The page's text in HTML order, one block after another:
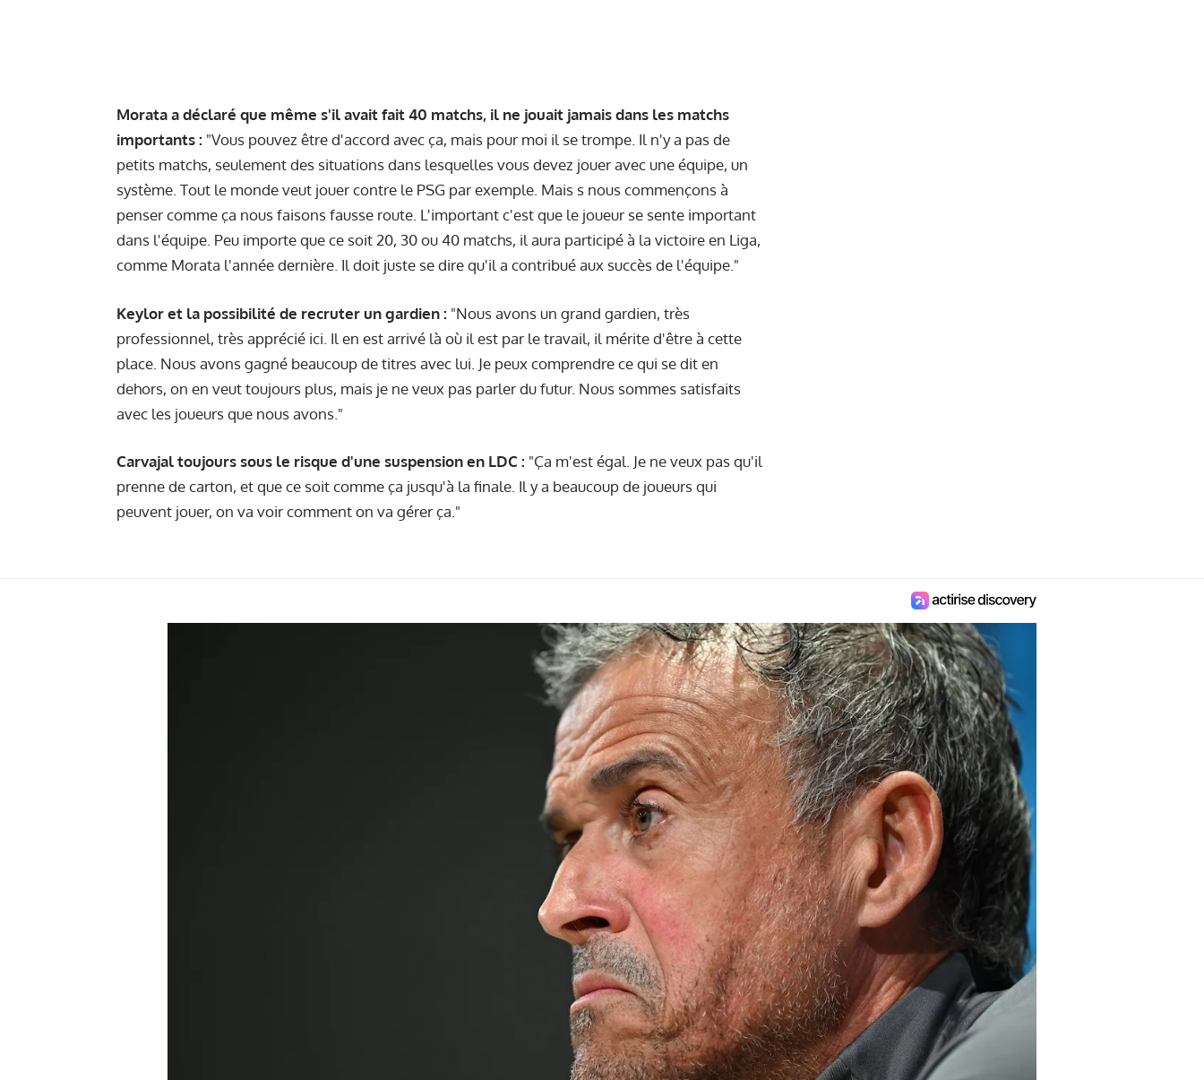
Morata a déclaré que même s'il avait fait 40 matchs, il ne jouait jamais dans les matchs
importants : "Vous pouvez être d'accord avec ça, mais pour moi il se trompe. Il n'y a pas de
petits matchs, seulement des situations dans lesquelles vous devez jouer avec une équipe, un
système. Tout le monde veut jouer contre le PSG par exemple. Mais s nous commençons à
penser comme ça nous faisons fausse route. L'important c'est que le joueur se sente important
dans l'équipe. Peu importe que ce soit 20, 30 ou 40 matchs, il aura participé à la victoire en Liga,
comme Morata l'année dernière. Il doit juste se dire qu'il a contribué aux succès de l'équipe."
Keylor et la possibilité de recruter un gardien : "Nous avons un grand gardien, très
professionnel, très apprécié ici. Il en est arrivé là où il est par le travail, il mérite d'être à cette
place. Nous avons gagné beaucoup de titres avec lui. Je peux comprendre ce qui se dit en
dehors, on en veut toujours plus, mais je ne veux pas parler du futur. Nous sommes satisfaits
avec les joueurs que nous avons."
Carvajal toujours sous le risque d'une suspension en LDC : "Ça m'est égal. Je ne veux pas qu'il
prenne de carton, et que ce soit comme ça jusqu'à la finale. Il y a beaucoup de joueurs qui
peuvent jouer, on va voir comment on va gérer ça."